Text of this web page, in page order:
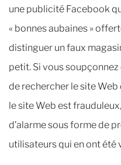
une publicité Facebook
« bonnes aubaines »
distinguer un faux
petit. Si vous
de rechercher le site Web
le site Web est
d’alarme sous forme de
utilisateurs qui en ont été